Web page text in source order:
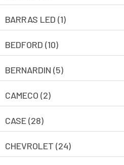
BARRAS LED (1)
BEDFORD (10)
BERNARDIN (5)
CAMECO (2)
CASE (28)
CHEVROLET (24)